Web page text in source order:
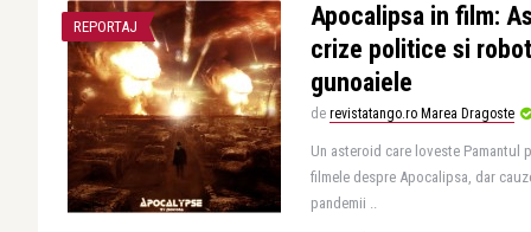
REPORTAJ
Apocalipsa in film:
crize politice si
gunoaiele
de revistatango.ro Marea Dragoste
Un asteroid care loveste Pamantul
filmele despre Apocalipsa, dar
pandemii ..